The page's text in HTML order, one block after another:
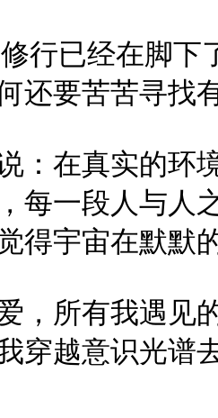
行已经在脚下
还要苦苦寻找
：在真实的环
每一段人与人
得宇宙在默默
，所有我遇见
穿越意识光谱